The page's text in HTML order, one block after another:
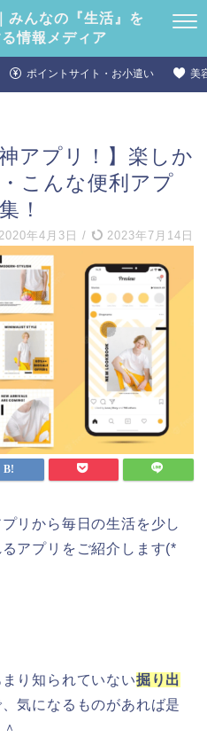
みんなの『生活』を
る情報メディア
ポイントサイト・お小遣い 美
アプリ！】楽しか
こんな便利アプ
！
2020年4月3日 / 2023年7月14日
リから毎日の生活を少し
アプリをご紹介します(*
り知られていない掘り出
気になるものがあれば是